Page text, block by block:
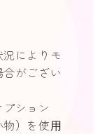
況によりモ
がござい
ション
物）を使用